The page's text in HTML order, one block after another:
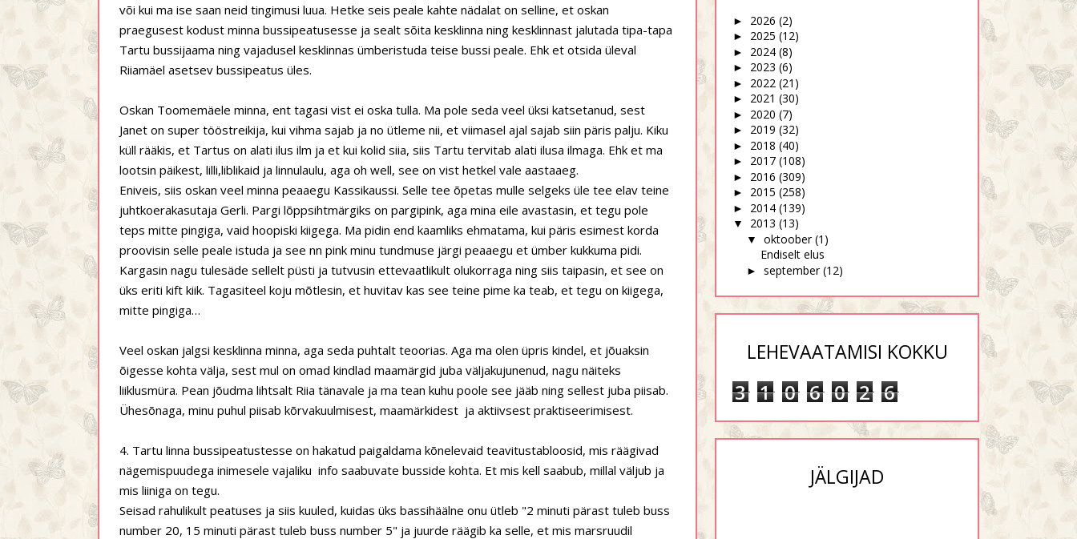
või kui ma ise saan neid tingimusi luua. Hetke seis peale kahte nädalat on selline, et oskan
praegusest kodust minna bussipeatusesse ja sealt sõita kesklinna ning kesklinnast jalutada tipa-tapa
Tartu bussijaama ning vajadusel kesklinnas ümberistuda teise bussi peale. Ehk et otsida üleval
Riiamäel asetsev bussipeatus üles.
Oskan Toomemäele minna, ent tagasi vist ei oska tulla. Ma pole seda veel üksi katsetanud, sest
Janet on super tööstreikija, kui vihma sajab ja no ütleme nii, et viimasel ajal sajab siin päris palju. Kiku
küll rääkis, et Tartus on alati ilus ilm ja et kui kolid siia, siis Tartu tervitab alati ilusa ilmaga. Ehk et ma
lootsin päikest, lilli,liblikaid ja linnulaulu, aga oh well, see on vist hetkel vale aastaaeg.
Eniveis, siis oskan veel minna peaaegu Kassikaussi. Selle tee õpetas mulle selgeks üle tee elav teine
juhtkoerakasutaja Gerli. Pargi lõppsihtmärgiks on pargipink, aga mina eile avastasin, et tegu pole
teps mitte pingiga, vaid hoopiski kiigega. Ma pidin end kaamliks ehmatama, kui päris esimest korda
proovisin selle peale istuda ja see nn pink minu tundmuse järgi peaaegu et ümber kukkuma pidi.
Kargasin nagu tulesäde sellelt püsti ja tutvusin ettevaatlikult olukorraga ning siis taipasin, et see on
üks eriti kift kiik. Tagasiteel koju mõtlesin, et huvitav kas see teine pime ka teab, et tegu on kiigega,
mitte pingiga…
Veel oskan jalgsi kesklinna minna, aga seda puhtalt teoorias. Aga ma olen üpris kindel, et jõuaksin
õigesse kohta välja, sest mul on omad kindlad maamärgid juba väljakujunenud, nagu näiteks
liiklusmüra. Pean jõudma lihtsalt Riia tänavale ja ma tean kuhu poole see jääb ning sellest juba piisab.
Ühesõnaga, minu puhul piisab kõrvakuulmisest, maamärkidest ja aktiivsest praktiseerimisest.
4. Tartu linna bussipeatustesse on hakatud paigaldama kõnelevaid teavitustabloosid, mis räägivad
nägemispuudega inimesele vajaliku info saabuvate busside kohta. Et mis kell saabub, millal väljub ja
mis liiniga on tegu.
Seisad rahulikult peatuses ja siis kuuled, kuidas üks bassihäälne onu ütleb "2 minuti pärast tuleb buss
number 20, 15 minuti pärast tuleb buss number 5" ja juurde räägib ka selle, et mis marsruudil
► 2026 (2)
► 2025 (12)
► 2024 (8)
► 2023 (6)
► 2022 (21)
► 2021 (30)
► 2020 (7)
► 2019 (32)
► 2018 (40)
► 2017 (108)
► 2016 (309)
► 2015 (258)
► 2014 (139)
▼ 2013 (13)
▼ oktoober (1)
Endiselt elus
► september (12)
LEHEVAATAMISI KOKKU
3 1 0 6 0 2 6
JÄLGIJAD